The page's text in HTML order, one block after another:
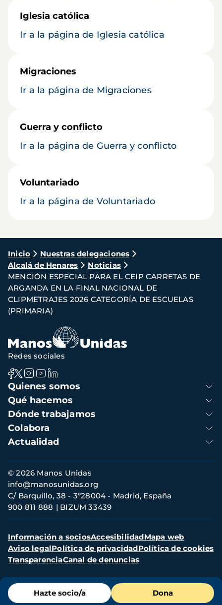
Iglesia católica
Ir a la página de Iglesia católica
Migraciones
Ir a la página de Migraciones
Guerra y conflicto
Ir a la página de Guerra y conflicto
Voluntariado
Ir a la página de Voluntariado
Ruta
de
navegación
Inicio
Nuestras delegaciones
Alcalá de Henares
Noticias
MENCIÓN ESPECIAL PARA EL CEIP CARRETAS DE
ARGANDA EN LA FINAL NACIONAL DE
CLIPMETRAJES 2026 CATEGORÍA DE ESCUELAS
(PRIMARIA)
Menú
de
Hazte socio/a Dona
Navegación
principal
Quienes somos
Qué hacemos
Dónde trabajamos
Colabora
Actualidad
Redes sociales
Información
de
contacto
© 2026 Manos Unidas
C/ Barquillo, 38 - 3º28004 - Madrid, España
900 811 888
BIZUM 33439
info@manosunidas.org
Menú
secundario
Información a sociosAccesibilidadMapa web
Aviso legalPolítica de privacidadPolítica de cookies
TransparenciaCanal de denuncias